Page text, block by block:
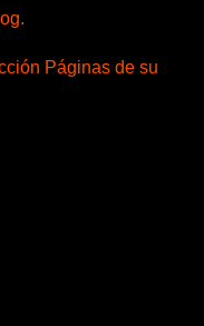
Páginas de su